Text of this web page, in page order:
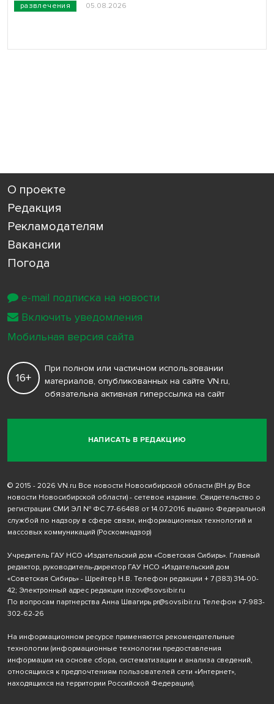
развлечения 05.08.2026
О проекте
Редакция
Рекламодателям
Вакансии
Погода
НАПИСАТЬ В РЕДАКЦИЮ
16+
При полном или частичном использовании
материалов, опубликованных на сайте VN.ru,
обязательна активная гиперссылка на сайт
© 2015 - 2026 VN.ru Все новости Новосибирской области (ВН.ру Все
новости Новосибирской области) - сетевое издание. Свидетельство о
регистрации СМИ ЭЛ № ФС 77-66488 от 14.07.2016 выдано Федеральной
службой по надзору в сфере связи, информационных технологий и
массовых коммуникаций (Роскомнадзор)
Учредитель ГАУ НСО «Издательский дом «Советская Сибирь». Главный
редактор, руководитель-директор ГАУ НСО «Издательский дом
«Советская Сибирь» - Шрейтер Н.В. Телефон редакции + 7 (383) 314-00-
42; Электронный адрес редакции inzov@sovsibir.ru
По вопросам партнерства Анна Швагирь pr@sovsibir.ru Телефон +7-983-
302-62-26
На информационном ресурсе применяются рекомендательные
технологии (информационные технологии предоставления
информации на основе сбора, систематизации и анализа сведений,
относящихся к предпочтениям пользователей сети «Интернет»,
находящихся на территории Российской Федерации).
e-mail подписка на новости
Включить уведомления
Мобильная версия сайта